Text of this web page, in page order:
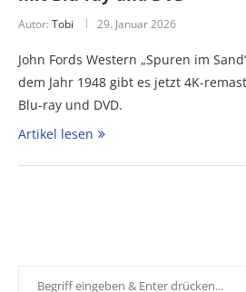
Autor: Tobi 29. Januar 2026
John Fords Western „Spuren im
dem Jahr 1948 gibt es jetzt 4K-
Blu-ray und DVD.
Artikel lesen